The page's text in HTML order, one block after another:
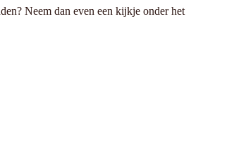
Neem dan even een kijkje onder het